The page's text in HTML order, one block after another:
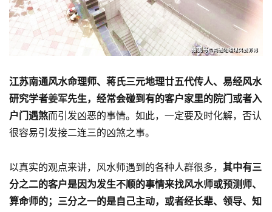
江苏南通风水命理师、蒋氏三元地理廿五代传人、易经风水
研究学者姜军先生，经常会碰到有的客户家里的院门或者入
户门遇煞而引发凶恶的事情。如此，一定要及时化解，否认
很容易引发接二连三的凶煞之事。
以真实的观点来讲，风水师遇到的各种人群很多， 其中有三
分之二的客户是因为发生不顺的事情来找风水师或预测师、
算命师的；三分之一的是自己主动，或者经长辈、领导、知